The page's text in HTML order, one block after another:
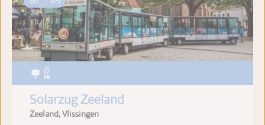
Solarzug Zeeland
Zeeland, Vlissingen